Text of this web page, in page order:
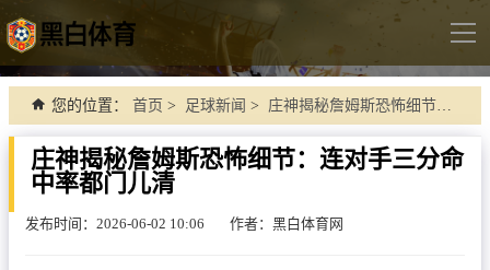
导
首页
足球直播
英超
德甲
您的位置： 首页 > 足球新闻 > 庄神揭秘詹姆斯恐怖细节：连对手三分命中率都门儿清
庄神揭秘詹姆斯恐怖细节：连对手三分命
中率都门儿清
发布时间：2026-06-02 10:06 作者：黑白体育网